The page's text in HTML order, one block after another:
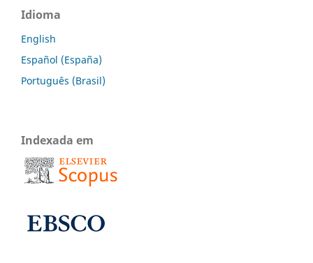
Idioma
English
Español (España)
Português (Brasil)
Indexada em